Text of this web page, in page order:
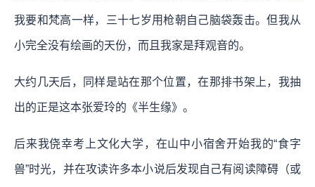
我要和梵高一样，三十七岁用枪朝自己脑袋轰击。但我从
小完全没有绘画的天份，而且我家是拜观音的。
大约几天后，同样是站在那个位置，在那排书架上，我抽
出的正是这本张爱玲的《半生缘》。
后来我侥幸考上文化大学，在山中小宿舍开始我的“食字
兽”时光，并在攻读许多本小说后发现自己有阅读障碍（或